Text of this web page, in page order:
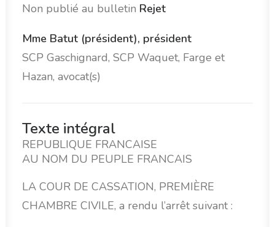
Non publié au bulletin Rejet
Mme Batut (président), président
SCP Gaschignard, SCP Waquet, Farge et
Hazan, avocat(s)
Texte intégral
REPUBLIQUE FRANCAISE
AU NOM DU PEUPLE FRANCAIS
LA COUR DE CASSATION, PREMIÈRE
CHAMBRE CIVILE, a rendu l’arrêt suivant :